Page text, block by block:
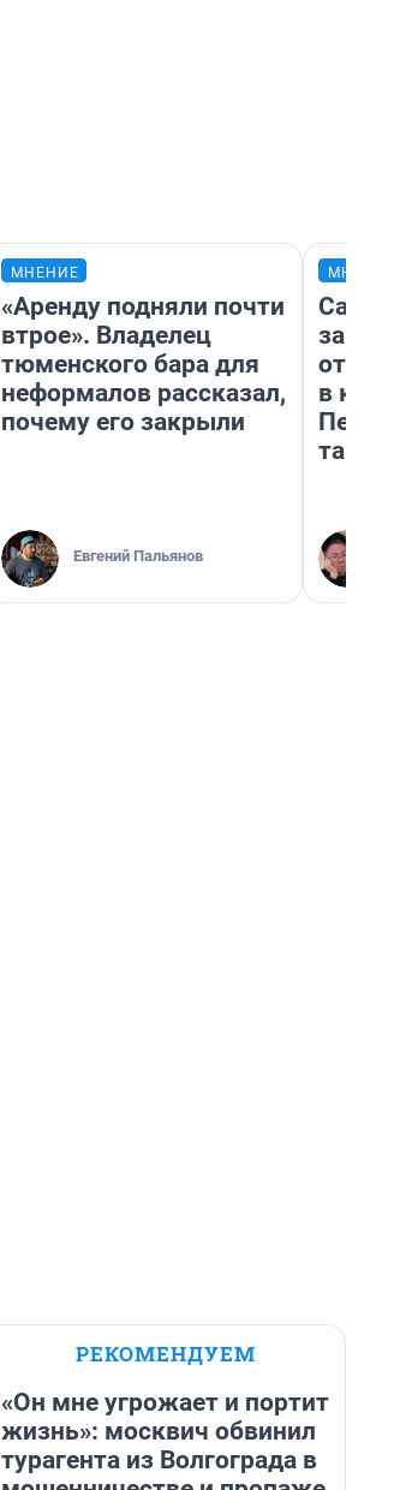
МНЕНИЕ
«Аренду подняли почти
втрое». Владелец
тюменского бара для
неформалов рассказал,
почему его закрыли
Евгений Пальянов
в
там
РЕКОМЕНДУЕМ
«Он мне угрожает и портит
жизнь»: москвич обвинил
турагента из Волгограда в